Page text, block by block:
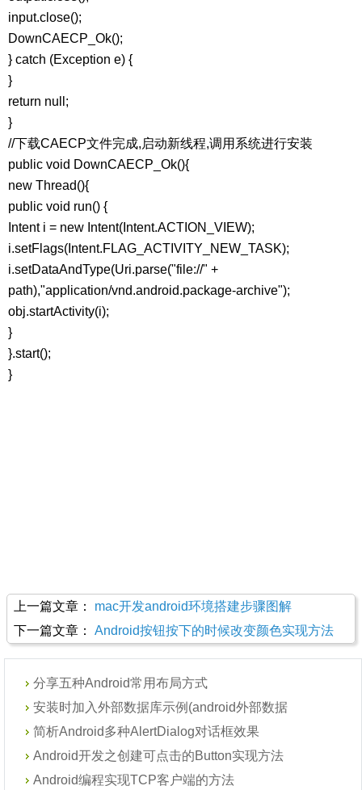
input.close();
DownCAECP_Ok();
} catch (Exception e) {
}
return null;
}
//下载CAECP文件完成,启动新线程,调用系统进行安装
public void DownCAECP_Ok(){
new Thread(){
public void run() {
Intent i = new Intent(Intent.ACTION_VIEW);
i.setFlags(Intent.FLAG_ACTIVITY_NEW_TASK);
i.setDataAndType(Uri.parse("file://" +
path),"application/vnd.android.package-archive");
obj.startActivity(i);
}
}.start();
}
上一篇文章： mac开发android环境搭建步骤图解
下一篇文章： Android按钮按下的时候改变颜色实现方法
分享五种Android常用布局方式
安装时加入外部数据库示例(android外部数据
简析Android多种AlertDialog对话框效果
Android开发之创建可点击的Button实现方法
Android编程实现TCP客户端的方法